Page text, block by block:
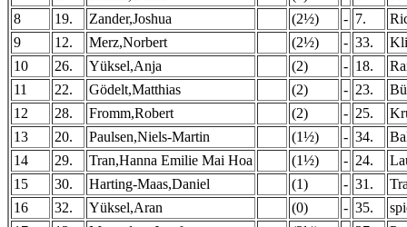
8
19. Zander,Joshua (2½) - 7.
9
12. Merz,Norbert (2½) - 33.
10
26. Yüksel,Anja (2) - 18.
11
22. Gödelt,Matthias (2) - 23.
12
28. Fromm,Robert (2) - 25.
13
20. Paulsen,Niels-Martin (1½) - 34.
14
29. Tran,Hanna Emilie Mai Hoa (1½) - 24.
15
30. Harting-Maas,Daniel (1) - 31.
16
32. Yüksel,Aran (0) - 35.